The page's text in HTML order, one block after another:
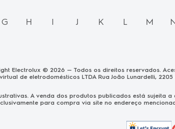
G H I J K L M
Electrolux © 2026 — Todos os direitos reservados.
de eletrodomésticos LTDA Rua João Lunardelli, 2205
A venda dos produtos publicados está sujeita
para compra via site no endereço